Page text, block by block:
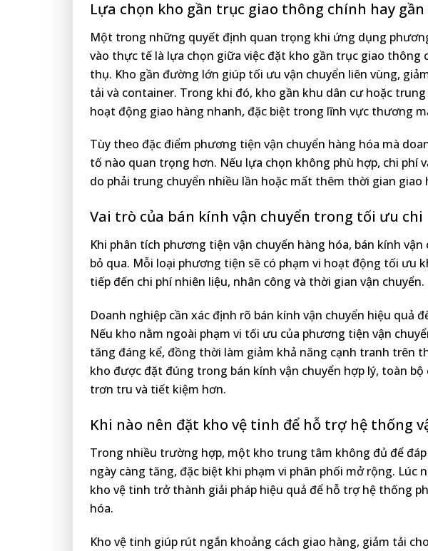
Lựa chọn kho gần trục giao thông chính hay
Một trong những quyết định quan trọng khi ứng dụng
vào thực tế là lựa chọn giữa việc đặt kho gần trục giao
thụ. Kho gần đường lớn giúp tối ưu vận chuyển liên vùng,
tải và container. Trong khi đó, kho gần khu dân cư hoặc
hoạt động giao hàng nhanh, đặc biệt trong lĩnh vực thương
Tùy theo đặc điểm phương tiện vận chuyển hàng hóa mà
tố nào quan trọng hơn. Nếu lựa chọn không phù hợp, chi phí
do phải trung chuyển nhiều lần hoặc mất thêm thời gian giao
Vai trò của bán kính vận chuyển trong tối ưu
Khi phân tích phương tiện vận chuyển hàng hóa, bán kính
bỏ qua. Mỗi loại phương tiện sẽ có phạm vi hoạt động tối ưu
tiếp đến chi phí nhiên liệu, nhân công và thời gian vận chuyển.
Doanh nghiệp cần xác định rõ bán kính vận chuyển hiệu quả
Nếu kho nằm ngoài phạm vi tối ưu của phương tiện vận
tăng đáng kể, đồng thời làm giảm khả năng cạnh tranh trên
kho được đặt đúng trong bán kính vận chuyển hợp lý, toàn
trơn tru và tiết kiệm hơn.
Khi nào nên đặt kho vệ tinh để hỗ trợ hệ thống
Trong nhiều trường hợp, một kho trung tâm không đủ để
ngày càng tăng, đặc biệt khi phạm vi phân phối mở rộng. Lúc
kho vệ tinh trở thành giải pháp hiệu quả để hỗ trợ hệ thống
hóa.
Kho vệ tinh giúp rút ngắn khoảng cách giao hàng, giảm tải